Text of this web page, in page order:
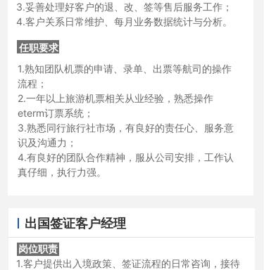
岗位职责
3.妥善处理好客户的退、改、签等售后服务工作；
4.客户关系日常维护、每月业务数据统计与分析。
任职要求
1.熟知团队机票的申请、录单、出票等航司的操作
流程；
2.一年以上旅游机票相关从业经验，熟悉操作
eterm订票系统；
3.熟悉同行旅行社市场，有良好的责任心、服务意
识及沟通力；
4.有良好的团队合作精神，服从公司安排，工作认
真仔细，执行力强。
出国签证客户经理
1.客户提供出入境政策、签证流程的日常咨询，接待
岗位职责